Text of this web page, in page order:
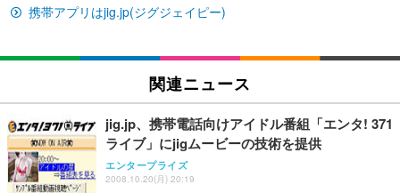
￥27,999
Sezlife オフィスチェア デスクチェア 疲れない テレ
ワーク チェア 強化バックレスト 30度ロッキング機
レスト 3Dヘッドレスト ハンガー付き 高反発クッシ
ョン PCチェア 通気性メッシュ ゲーミング/勉強/事
務用 おしゃれ パソコンチェア (ブラック)
￥7,680
Sezlife オフィスチェア デスクチェア 疲れない テレ
イト
【純正品】27"ゲーミングモニター DualSense 充電
フック付き（CFI-ZDM1J）
￥49,979
【整備済み品】Dell E2724HS 27インチ 液晶モニタ
￥3,234
ネオ・ルーライフ ネオ・オムツ L 中型犬用 26枚入
り 単品
￥1,800
Smart Basic(スマートベーシック) 【Amazon.co.jp
携帯アプリはjig.jp(ジグジェイピー)
関連ニュース
jig.jp、携帯電話向けアイドル番組「エンタ! 371
ライブ」にjigムービーの技術を提供
エンタープライズ
2008.10.20(月) 20:19